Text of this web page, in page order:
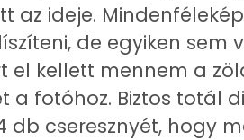
az ideje.
de egyiken sem
el kellett mennem a
a fotóhoz. Biztos totál
cseresznyét, hogy